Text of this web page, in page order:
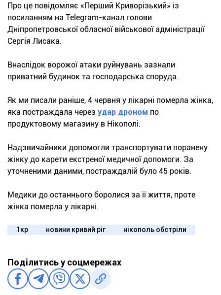
Про це повідомляє «Перший Криворізький» із
посиланням на Telegram-канал голови
Дніпропетровської обласної військової адміністрації
Сергія Лисака.
Внаслідок ворожої атаки руйнувань зазнали
приватний будинок та господарська споруда.
Як ми писали раніше, 4 червня у лікарні померла жінка,
яка постраждала через удар дроном по
продуктовому магазину в Нікополі.
Надзвичайники допомогли транспортувати поранену
жінку до карети екстреної медичної допомоги. За
уточненими даними, постраждалій було 45 років.
Медики до останнього боролися за її життя, проте
жінка померла у лікарні.
1кр новини кривий ріг нікополь обстріли
Поділитись у соцмережах